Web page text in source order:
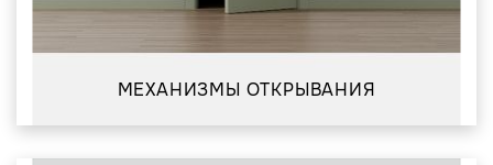
МЕХАНИЗМЫ ОТКРЫВАНИЯ